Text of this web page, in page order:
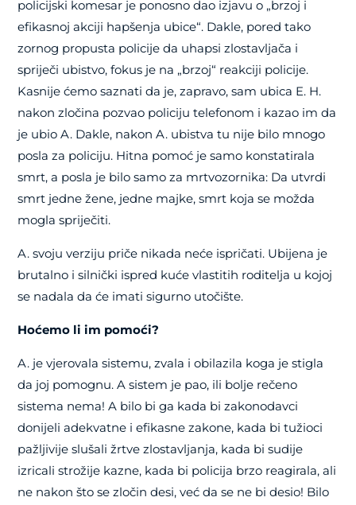
policijski komesar je ponosno dao izjavu o „brzoj i
efikasnoj akciji hapšenja ubice“. Dakle, pored tako
zornog propusta policije da uhapsi zlostavljača i
spriječi ubistvo, fokus je na „brzoj“ reakciji policije.
Kasnije ćemo saznati da je, zapravo, sam ubica E. H.
nakon zločina pozvao policiju telefonom i kazao im da
je ubio A. Dakle, nakon A. ubistva tu nije bilo mnogo
posla za policiju. Hitna pomoć je samo konstatirala
smrt, a posla je bilo samo za mrtvozornika: Da utvrdi
smrt jedne žene, jedne majke, smrt koja se možda
mogla spriječiti.
A. svoju verziju priče nikada neće ispričati. Ubijena je
brutalno i silnički ispred kuće vlastitih roditelja u kojoj
se nadala da će imati sigurno utočište.
Hoćemo li im pomoći?
A. je vjerovala sistemu, zvala i obilazila koga je stigla
da joj pomognu. A sistem je pao, ili bolje rečeno
sistema nema! A bilo bi ga kada bi zakonodavci
donijeli adekvatne i efikasne zakone, kada bi tužioci
pažljivije slušali žrtve zlostavljanja, kada bi sudije
izricali strožije kazne, kada bi policija brzo reagirala, ali
ne nakon što se zločin desi, već da se ne bi desio! Bilo